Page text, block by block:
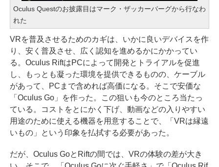
Oculus Questのお披露目はマーク・ザッカーバーグから行なわ
れた
VRを普及させるためのカギは、いかに良いデバイスを作
り、安く普及させ、広く認知を進めるかにかかってい
る。Oculus RiftはPCによって開発とトライアルを促進
し、もっとも凝った環境を提供できるものの、ケーブル
があって、PCまで含めれば高価になる。そこで安価な
「Oculus Go」を作った。この狙いも今のところ当たっ
ている。コストをとにかく下げ、動画などの入りやすい
用途のために使える機器を用意することで、「VRは縁遠
いもの」という印象を払拭する必要があった。
だが、Oculus GoとRiftの間では、VRの体験の差が大き